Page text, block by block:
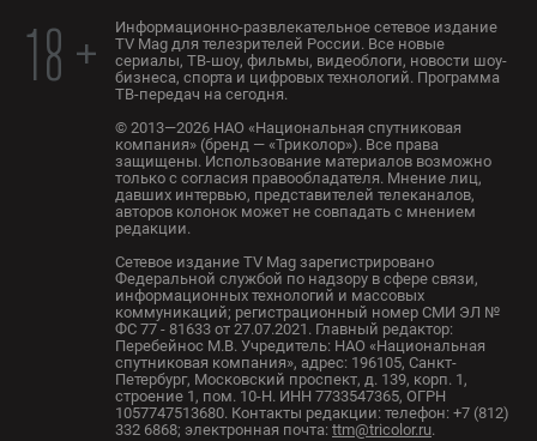
18 +
Информационно-развлекательное сетевое издание
TV Mag для телезрителей России. Все новые
сериалы, ТВ-шоу, фильмы, видеоблоги, новости шоу-
бизнеса, спорта и цифровых технологий. Программа
ТВ-передач на сегодня.
© 2013—2026 НАО «Национальная спутниковая
компания» (бренд — «Триколор»). Все права
защищены. Использование материалов возможно
только с согласия правообладателя. Мнение лиц,
давших интервью, представителей телеканалов,
авторов колонок может не совпадать с мнением
редакции.
Сетевое издание TV Mag зарегистрировано
Федеральной службой по надзору в сфере связи,
информационных технологий и массовых
коммуникаций; регистрационный номер СМИ ЭЛ №
ФС 77 - 81633 от 27.07.2021. Главный редактор:
Перебейнос М.В. Учредитель: НАО «Национальная
спутниковая компания», адрес: 196105, Санкт-
Петербург, Московский проспект, д. 139, корп. 1,
строение 1, пом. 10-Н. ИНН 7733547365, ОГРН
1057747513680. Контакты редакции: телефон: +7 (812)
332 6868; электронная почта: ttm@tricolor.ru.